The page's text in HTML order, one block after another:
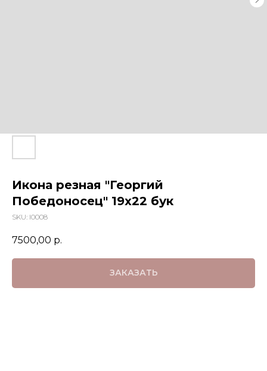
Икона резная "Георгий
Победоносец" 19х22 бук
SKU: I0008
7500,00 р.
ЗАКАЗАТЬ